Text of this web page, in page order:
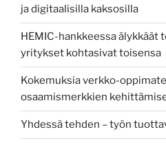
ja digitaalisilla kaksosilla
HEMIC-hankkeessa älykkäät
yritykset kohtasivat toisensa
Kokemuksia verkko-
osaamismerkkien
Yhdessä tehden – työn